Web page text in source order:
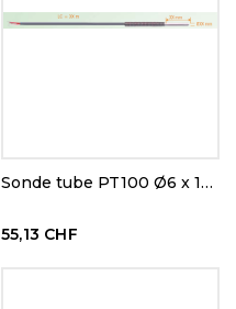
Sonde tube PT100 Ø6 x 100 mm
55,13 CHF